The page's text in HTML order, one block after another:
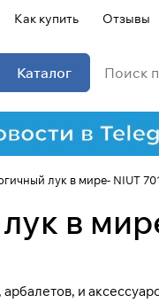
Как купить Отзывы
Каталог
лук в мире- NIUT
в
и